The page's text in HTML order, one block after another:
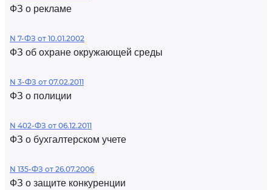
ФЗ о рекламе
N 7-ФЗ от 10.01.2002
ФЗ об охране окружающей среды
N 3-ФЗ от 07.02.2011
ФЗ о полиции
N 402-ФЗ от 06.12.2011
ФЗ о бухгалтерском учете
N 135-ФЗ от 26.07.2006
ФЗ о защите конкуренции